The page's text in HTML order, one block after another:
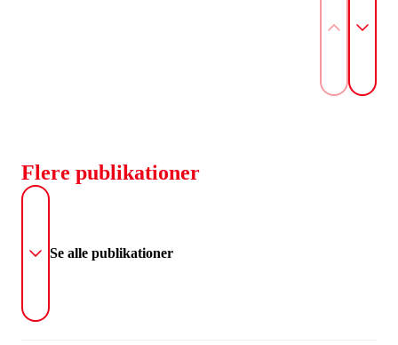
Flere publikationer
Se alle publikationer